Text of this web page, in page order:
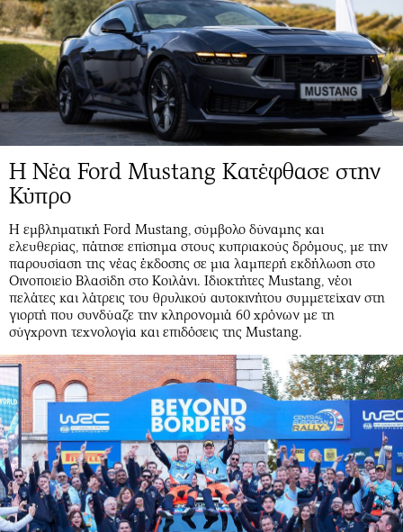
Εικαστικά
Βιβλίο
Χειρόγραφα
Προσφορές
Προσωπικότητες στην ''Κ''
Επιστολές
Η Νέα Ford Mustang Κατέφθασε στην
Κύπρο
Η εμβληματική Ford Mustang, σύμβολο δύναμης και
ελευθερίας, πάτησε επίσημα στους κυπριακούς δρόμους, με την
παρουσίαση της νέας έκδοσης σε μια λαμπερή εκδήλωση στο
Οινοποιείο Βλασίδη στο Κοιλάνι. Ιδιοκτήτες Mustang, νέοι
πελάτες και λάτρεις του θρυλικού αυτοκινήτου συμμετείχαν στη
γιορτή που συνδύαζε την κληρονομιά 60 χρόνων με τη
σύγχρονη τεχνολογία και επιδόσεις της Mustang.